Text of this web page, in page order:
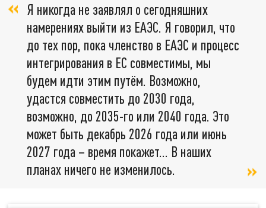
Я никогда не заявлял о сегодняшних
намерениях выйти из ЕАЭС. Я говорил, что
до тех пор, пока членство в ЕАЭС и процесс
интегрирования в ЕС совместимы, мы
будем идти этим путём. Возможно,
удастся совместить до 2030 года,
возможно, до 2035-го или 2040 года. Это
может быть декабрь 2026 года или июнь
2027 года – время покажет… В наших
планах ничего не изменилось.